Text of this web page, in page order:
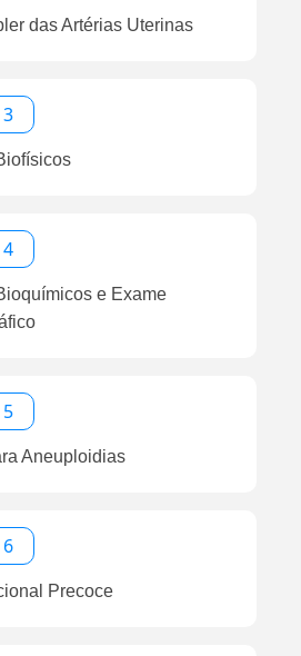
das Artérias Uterinas
e Exame
Aneuploidias
Precoce